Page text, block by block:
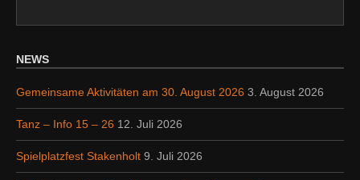
NEWS
Gemeinsame Aktivitäten am 30. August 2026 3. August 2026
Tanz – Info 15 – 26 12. Juli 2026
Spielplatzfest Stakenholt 9. Juli 2026